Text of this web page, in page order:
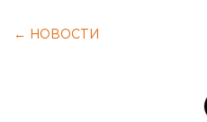
← НОВОСТИ